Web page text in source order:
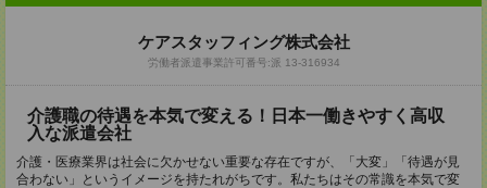
ケアスタッフィング株式会社
労働者派遣事業許可番号:派 13-316934
介護職の待遇を本気で変える！日本一働きやすく高収
入な派遣会社
介護・医療業界は社会に欠かせない重要な存在ですが、「大変」「待遇が見
合わない」というイメージを持たれがちです。私たちはその常識を本気で変